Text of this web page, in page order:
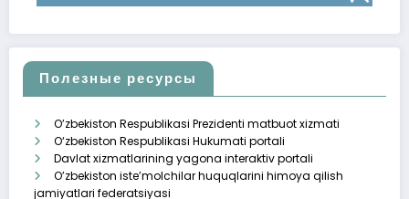
Полезные ресурсы
O’zbekiston Respublikasi Prezidenti matbuot xizmati
O‘zbekiston Respublikasi Hukumati portali
Davlat xizmatlarining yagona interaktiv portali
O’zbekiston iste’molchilar huquqlarini himoya qilish
jamiyatlari federatsiyasi